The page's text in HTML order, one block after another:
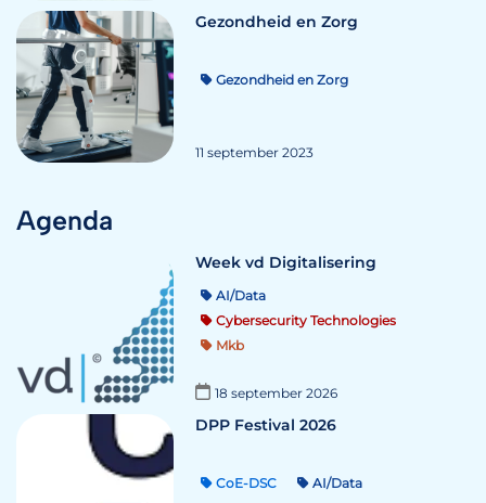
Gezondheid en Zorg
Gezondheid en Zorg
11 september 2023
Agenda
Week vd Digitalisering
AI/Data
Cybersecurity Technologies
Mkb
18 september 2026
DPP Festival 2026
CoE-DSC AI/Data